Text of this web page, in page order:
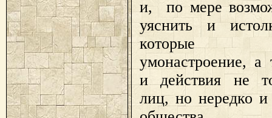
и, по мере
уяснить и
которые
умонастроение, а
и действия не
лиц, но нередко и